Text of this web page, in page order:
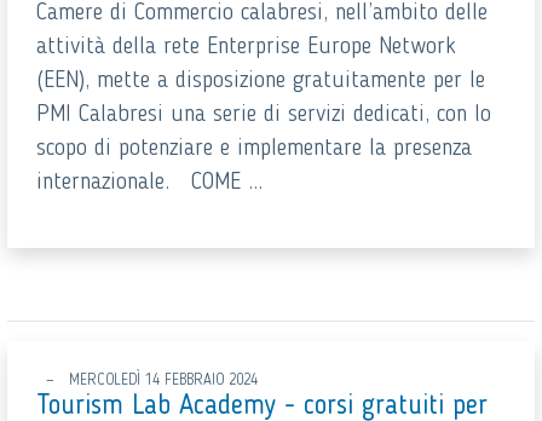
Camere di Commercio calabresi, nell’ambito delle
attività della rete Enterprise Europe Network
(EEN), mette a disposizione gratuitamente per le
PMI Calabresi una serie di servizi dedicati, con lo
scopo di potenziare e implementare la presenza
internazionale. COME ...
MERCOLEDÌ 14 FEBBRAIO 2024
Tourism Lab Academy - corsi gratuiti per